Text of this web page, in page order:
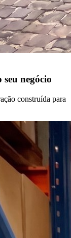
negócio
construída para